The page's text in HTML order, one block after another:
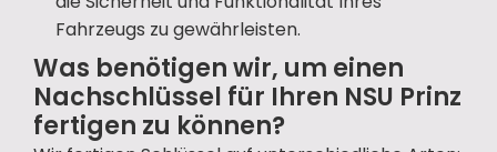
Fahrzeugs zu gewährleisten.
Was benötigen wir, um einen
Nachschlüssel für Ihren NSU Prinz
fertigen zu können?